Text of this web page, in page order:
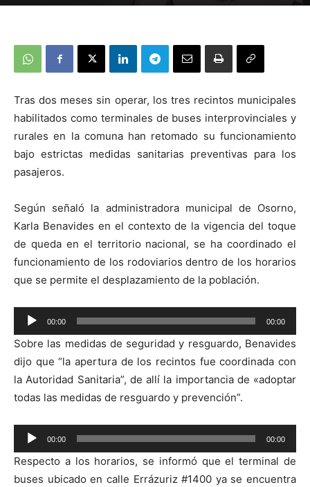
Tras dos meses sin operar, los tres recintos municipales
habilitados como terminales de buses interprovinciales y
rurales en la comuna han retomado su funcionamiento
bajo estrictas medidas sanitarias preventivas para los
pasajeros.
Según señaló la administradora municipal de Osorno,
Karla Benavides en el contexto de la vigencia del toque
de queda en el territorio nacional, se ha coordinado el
funcionamiento de los rodoviarios dentro de los horarios
que se permite el desplazamiento de la población.
Reproductor
de
audio
00:00 00:00
Sobre las medidas de seguridad y resguardo, Benavides
dijo que “la apertura de los recintos fue coordinada con
la Autoridad Sanitaria”, de allí la importancia de «adoptar
todas las medidas de resguardo y prevención”.
Reproductor
de
audio
00:00 00:00
Respecto a los horarios, se informó que el terminal de
buses ubicado en calle Errázuriz #1400 ya se encuentra